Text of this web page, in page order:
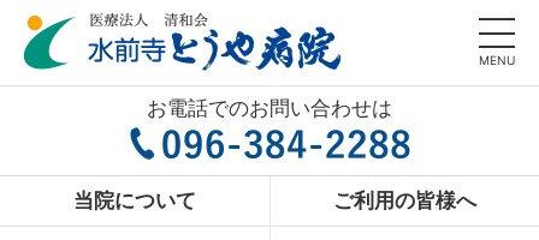
MENU
お電話でのお問い合わせは
当院について ご利用の皆様へ